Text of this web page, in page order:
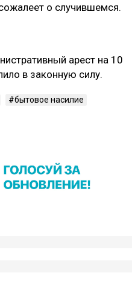
о случившемся.
арест на 10
в законную силу.
бытовое насилие